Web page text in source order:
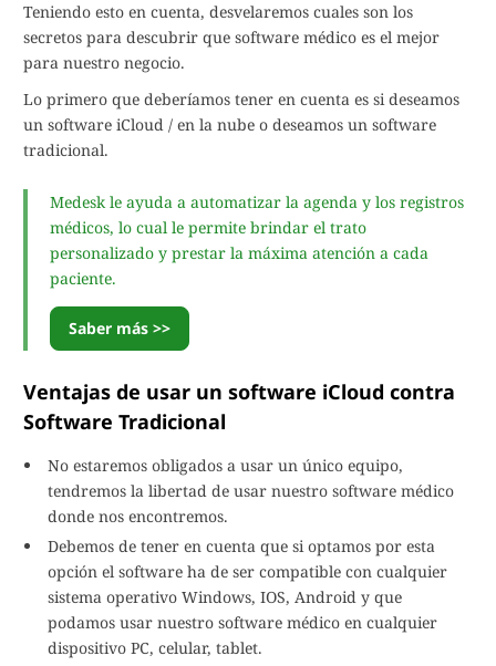
Teniendo esto en cuenta, desvelaremos cuales son los
secretos para descubrir que software médico es el mejor
para nuestro negocio.
Lo primero que deberíamos tener en cuenta es si deseamos
un software iCloud / en la nube o deseamos un software
tradicional.
Medesk le ayuda a automatizar la agenda y los registros
médicos, lo cual le permite brindar el trato
personalizado y prestar la máxima atención a cada
paciente.
Saber más >>
Ventajas de usar un software iCloud contra
Software Tradicional
No estaremos obligados a usar un único equipo,
tendremos la libertad de usar nuestro software médico
donde nos encontremos.
Debemos de tener en cuenta que si optamos por esta
opción el software ha de ser compatible con cualquier
sistema operativo Windows, IOS, Android y que
podamos usar nuestro software médico en cualquier
dispositivo PC, celular, tablet.